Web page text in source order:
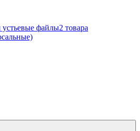
файлы2 товара